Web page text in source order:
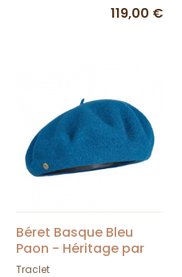
119,00 €
Béret Basque Bleu
Paon - Héritage par
Laulhère
Traclet